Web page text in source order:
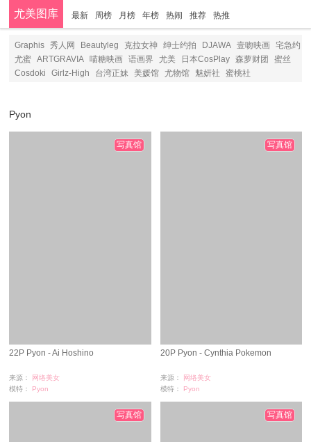
尤美图库 最新 周榜 月榜 年榜 热闹 推荐 热推
分类
Graphis 秀人网 Beautyleg 克拉女神 绅士约拍 DJAWA 壹吻映画
宅急约
尤蜜
ARTGRAVIA 喵糖映画 语画界 尤美 日本CosPlay 森萝财团
蜜丝
Cosdoki
Girlz-High 台湾正妹 美媛馆 尤物馆 魅妍社 蜜桃社
Pyon
22P Pyon - Ai Hoshino
来源：
网络美女
模特：
Pyon
浏览：1039
写真馆
20P Pyon - Cynthia Pokemon
来源：
网络美女
模特：
Pyon
浏览：1943
写真馆
写真馆 写真馆